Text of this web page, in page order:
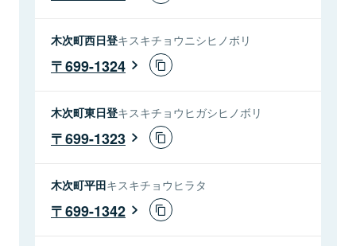
木次町西日登キスキチョウニシヒノボリ
699-1324
木次町東日登キスキチョウヒガシヒノボリ
699-1323
木次町平田キスキチョウヒラタ
699-1342